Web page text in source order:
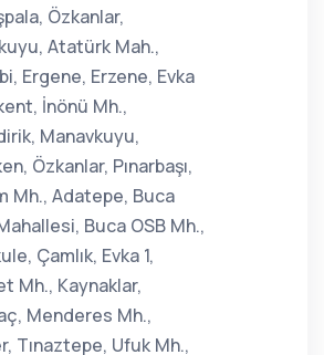
Özkanlar,
Atatürk Mah.,
Ergene, Erzene, Evka
İnönü Mh.,
Manavkuyu,
Özkanlar, Pınarbaşı,
Mh., Adatepe, Buca
Buca OSB Mh.,
Çamlık, Evka 1,
Mh., Kaynaklar,
Menderes Mh.,
Tınaztepe, Ufuk Mh.,